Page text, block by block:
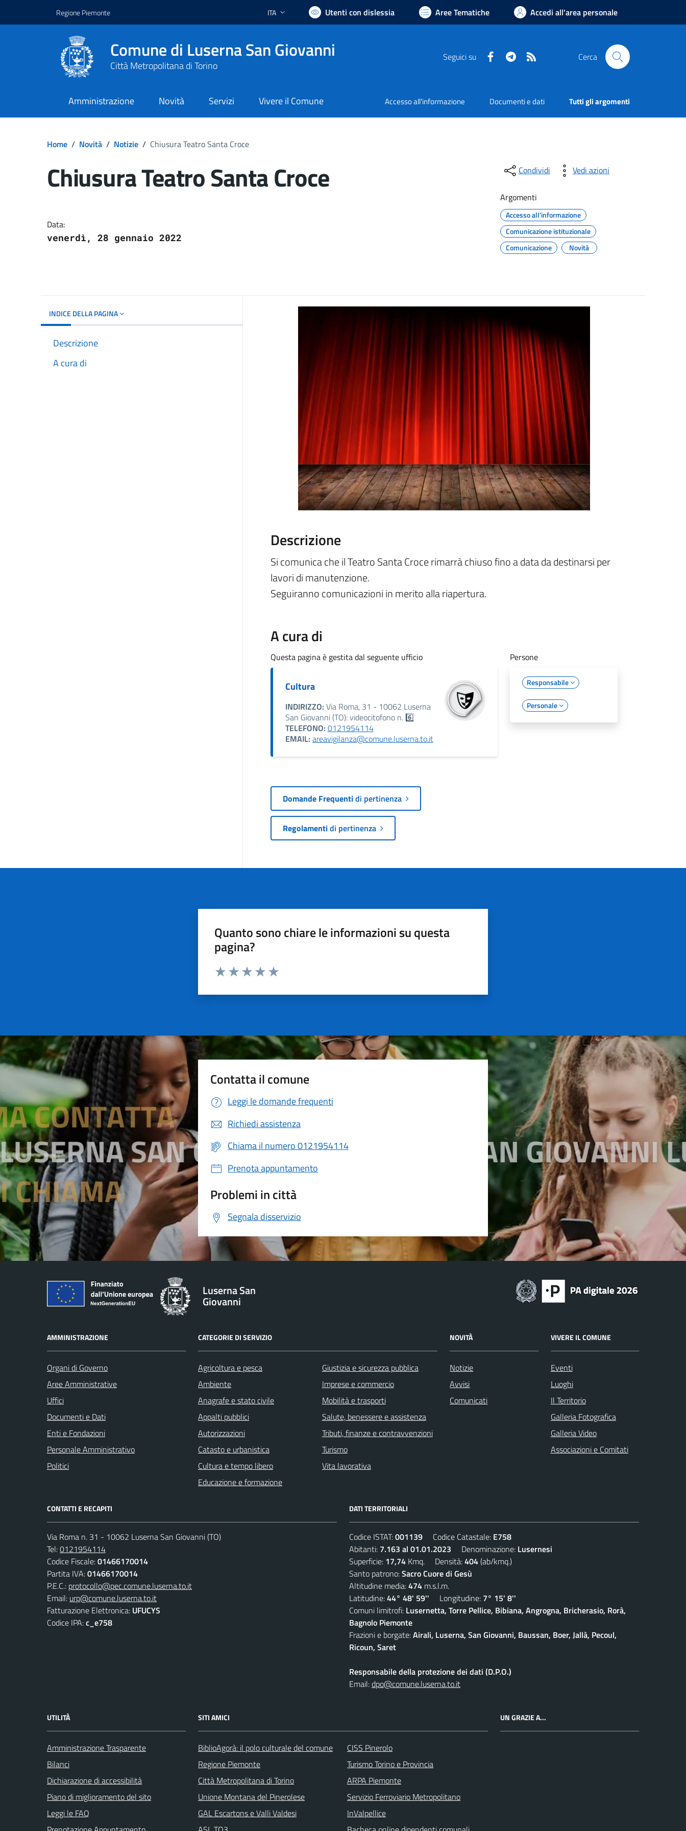
Regione Piemonte Lingua attiva:
ITA Utenti con dislessia Aree Tematiche Accedi all'area personale
Comune di Luserna San Giovanni
Città Metropolitana di Torino
Seguici su FacebookTelegram Cerca
Amministrazione Novità Servizi Vivere il Comune Accesso all'informazione Documenti e dati Tutti gli argomenti
Home / Novità / Notizie / Chiusura Teatro Santa Croce
Chiusura Teatro Santa Croce
Data:
venerdì, 28 gennaio 2022
Condividi Vedi azioni
Argomenti
Accesso all'informazione
Comunicazione istituzionale
Comunicazione
Novità
INDICE DELLA PAGINA
Descrizione
A cura di
Descrizione
Si comunica che il Teatro Santa Croce rimarrà chiuso fino a data da destinarsi per
lavori di manutenzione.
Seguiranno comunicazioni in merito alla riapertura.
A cura di
Questa pagina è gestita dal seguente ufficio
Cultura
INDIRIZZO: Via Roma, 31 - 10062 Luserna
San Giovanni (TO): videocitofono n. 6️⃣
TELEFONO: 0121954114
EMAIL: areavigilanza@comune.luserna.to.it
Persone
Responsabile
Personale
Domande Frequentidi pertinenza
Regolamentidi pertinenza
Quanto sono chiare le informazioni su questa
pagina?
Valuta da 1 a 5 stelle la pagina
Contatta il comune
Leggi le domande frequenti
Richiedi assistenza
Chiama il numero 0121954114
Prenota appuntamento
Problemi in città
Segnala disservizio
Luserna San
Giovanni
AMMINISTRAZIONE
Organi di Governo
Aree Amministrative
Uffici
Documenti e Dati
Enti e Fondazioni
Personale Amministrativo
Politici
CATEGORIE DI SERVIZIO
Agricoltura e pesca
Ambiente
Anagrafe e stato civile
Appalti pubblici
Autorizzazioni
Catasto e urbanistica
Cultura e tempo libero
Educazione e formazione
Giustizia e sicurezza pubblica
Imprese e commercio
Mobilità e trasporti
Salute, benessere e assistenza
Tributi, finanze e contravvenzioni
Turismo
Vita lavorativa
NOVITÀ
Notizie
Avvisi
Comunicati
VIVERE IL COMUNE
Eventi
Luoghi
Il Territorio
Galleria Fotografica
Galleria Video
Associazioni e Comitati
CONTATTI E RECAPITI
Via Roma n. 31 - 10062 Luserna San Giovanni (TO)
Tel:0121954114
Codice Fiscale:01466170014
Partita IVA:01466170014
P.E.C.: protocollo@pec.comune.luserna.to.it
Email: urp@comune.luserna.to.it
Fatturazione Elettronica: UFUCYS
Codice IPA:c_e758
DATI TERRITORIALI
Codice ISTAT:001139 Codice Catastale: E758
Abitanti: 7.163 al 01.01.2023 Denominazione: Lusernesi
Superficie: 17,74 Kmq. Densità:404(ab/kmq.)
Santo patrono:Sacro Cuore di Gesù
Altitudine media:474 m.s.l.m.
Latitudine:44° 48' 59'' Longitudine: 7° 15' 8''
Comuni limitrofi: Lusernetta, Torre Pellice, Bibiana, Angrogna, Bricherasio, Rorà,
Bagnolo Piemonte
Frazioni e borgate:Airali, Luserna, San Giovanni, Baussan, Boer, Jallà, Pecoul,
Ricoun, Saret
Responsabile della protezione dei dati (D.P.O.)
Email:dpo@comune.luserna.to.it
UTILITÀ
Amministrazione Trasparente
Bilanci
Dichiarazione di accessibilità
Piano di miglioramento del sito
Leggi le FAQ
SITI AMICI
BiblioAgorà: il polo culturale del comune
Regione Piemonte
Città Metropolitana di Torino
Unione Montana del Pinerolese
GAL Escartons e Valli Valdesi
CISS Pinerolo
Turismo Torino e Provincia
ARPA Piemonte
Servizio Ferroviario Metropolitano
InValpellice
UN GRAZIE A...